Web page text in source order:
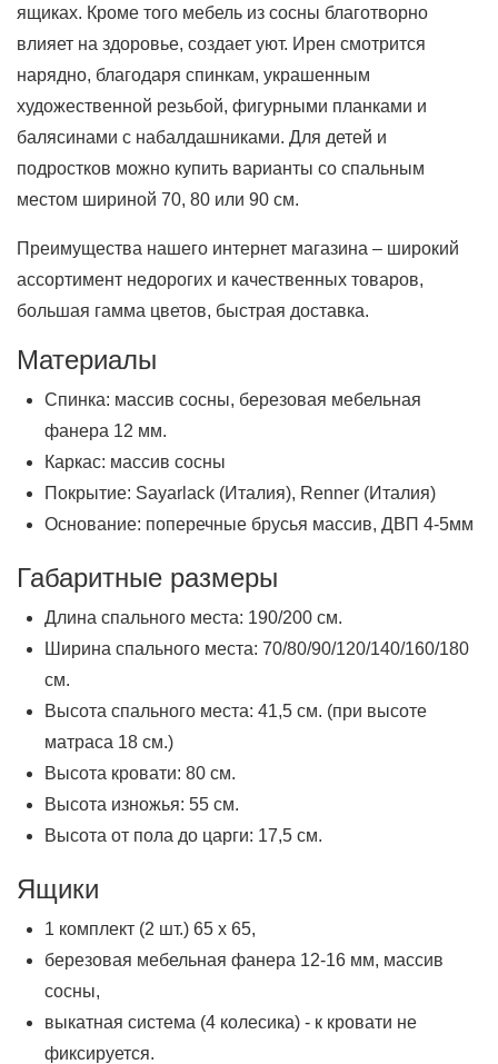
ящиках. Кроме того мебель из сосны благотворно
влияет на здоровье, создает уют. Ирен смотрится
нарядно, благодаря спинкам, украшенным
художественной резьбой, фигурными планками и
балясинами с набалдашниками. Для детей и
подростков можно купить варианты со спальным
местом шириной 70, 80 или 90 см.
Преимущества нашего интернет магазина – широкий
ассортимент недорогих и качественных товаров,
большая гамма цветов, быстрая доставка.
Материалы
Спинка: массив сосны, березовая мебельная
фанера 12 мм.
Каркас: массив сосны
Покрытие: Sayarlack (Италия), Renner (Италия)
Основание: поперечные брусья массив, ДВП 4-5мм
Габаритные размеры
Длина спального места: 190/200 см.
Ширина спального места: 70/80/90/120/140/160/180
см.
Высота спального места: 41,5 см. (при высоте
матраса 18 см.)
Высота кровати: 80 см.
Высота изножья: 55 см.
Высота от пола до царги: 17,5 см.
Ящики
1 комплект (2 шт.) 65 х 65,
березовая мебельная фанера 12-16 мм, массив
сосны,
выкатная система (4 колесика) - к кровати не
фиксируется.